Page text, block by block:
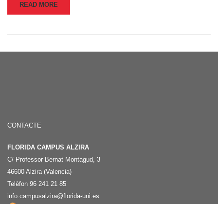
READ MORE
CONTACTE
FLORIDA CAMPUS ALZIRA
C/ Professor Bernat Montagud, 3
46600 Alzira (Valencia)
Telèfon 96 241 21 85
info.campusalzira@florida-uni.es